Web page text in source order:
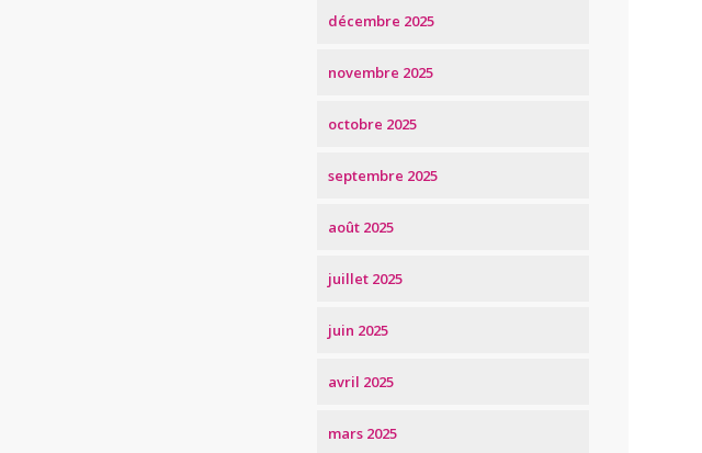
décembre 2025
novembre 2025
octobre 2025
septembre 2025
août 2025
juillet 2025
juin 2025
avril 2025
mars 2025